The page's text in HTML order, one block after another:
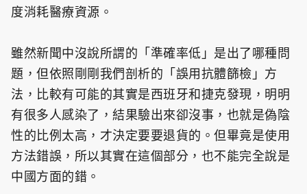
度消耗醫療資源。
雖然新聞中沒說所謂的「準確率低」是出了哪種問
題，但依照剛剛我們剖析的「誤用抗體篩檢」方
法，比較有可能的其實是西班牙和捷克發現，明明
有很多人感染了，結果驗出來卻沒事，也就是偽陰
性的比例太高，才決定要要退貨的。但畢竟是使用
方法錯誤，所以其實在這個部分，也不能完全說是
中國方面的錯。